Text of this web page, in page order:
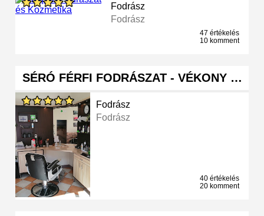
Fodrász
Fodrász
47 értékelés
10 komment
SÉRÓ FÉRFI FODRÁSZAT - VÉKONY …
Fodrász
Fodrász
40 értékelés
20 komment